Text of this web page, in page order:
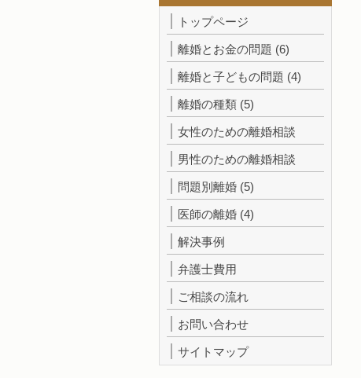
トップページ
離婚とお金の問題 (6)
離婚と子どもの問題 (4)
離婚の種類 (5)
女性のための離婚相談
男性のための離婚相談
問題別離婚 (5)
医師の離婚 (4)
解決事例
弁護士費用
ご相談の流れ
お問い合わせ
サイトマップ